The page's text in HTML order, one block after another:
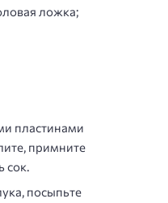
ложка;
пластинами
примните
сок.
посыпьте